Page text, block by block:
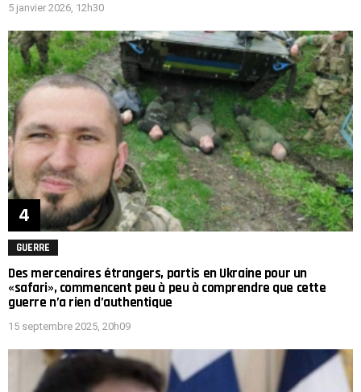
5 janvier 2026, 12h30
GUERRE
Des mercenaires étrangers, partis en Ukraine pour un
«safari», commencent peu à peu à comprendre que cette
guerre n’a rien d’authentique
15 septembre 2025, 20h09